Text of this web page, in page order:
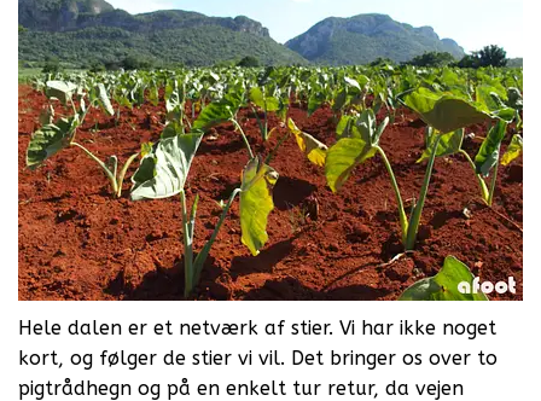
Hele dalen er et netværk af stier. Vi har ikke noget
kort, og følger de stier vi vil. Det bringer os over to
pigtrådhegn og på en enkelt tur retur, da vejen